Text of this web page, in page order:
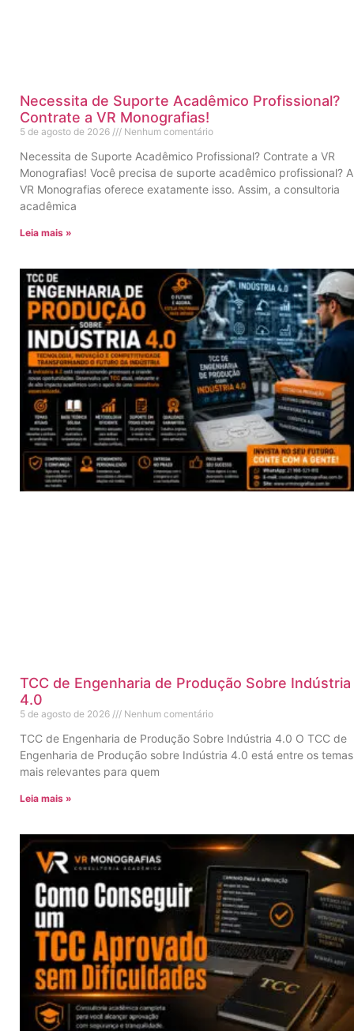
Necessita de Suporte Acadêmico Profissional?
Contrate a VR Monografias!
5 de agosto de 2026 Nenhum comentário
Necessita de Suporte Acadêmico Profissional? Contrate a VR
Monografias! Você precisa de suporte acadêmico profissional? A
VR Monografias oferece exatamente isso. Assim, a consultoria
acadêmica
Leia mais »
TCC de Engenharia de Produção Sobre Indústria
4.0
5 de agosto de 2026 Nenhum comentário
TCC de Engenharia de Produção Sobre Indústria 4.0 O TCC de
Engenharia de Produção sobre Indústria 4.0 está entre os temas
mais relevantes para quem
Leia mais »